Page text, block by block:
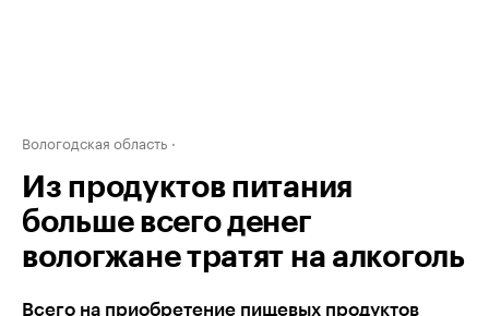
Вологодская область
Из продуктов питания
больше всего денег
вологжане тратят на алкоголь
Всего на приобретение пищевых продуктов